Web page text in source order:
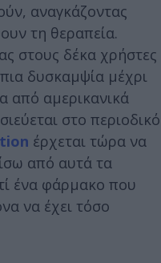
αναγκάζοντας
τη θεραπεία.
στους δέκα χρήστες
δυσκαμψία μέχρι
από αμερικανικά
στο περιοδικό
έρχεται τώρα να
από αυτά τα
ένα φάρμακο που
να έχει τόσο